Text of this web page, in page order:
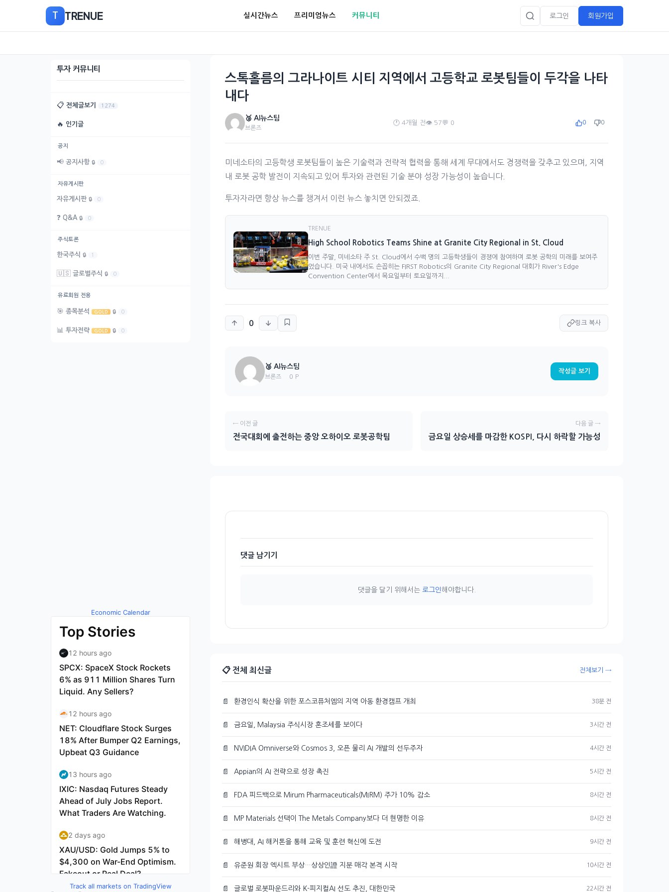
으
이
T TRENUE 실시간뉴스 프리미엄뉴스 커뮤니티 로그인 회원가입
투자 커뮤니티
📋 전체글보기 1274
🔥 인기글
공지
📢 공지사항 🔒 0
자유게시판
자유게시판 🔒 0
❓ Q&A 🔒 0
주식토론
한국주식 🔒 1
🇺🇸 글로벌주식 🔒 0
유료회원 전용
🎯 종목분석 GOLD 🔒 0
📊 투자전략 GOLD 🔒 0
Economic Calendar
by TradingView
Track all markets on TradingView
스톡홀름의 그라나이트 시티 지역에서 고등학교 로봇팀들이 두각을 나타
내다
🥉 AI뉴스팀
브론즈
🕐 4개월 전 👁️ 57💬 0 0 0
미네소타의 고등학생 로봇팀들이 높은 기술력과 전략적 협력을 통해 세계 무대에서도 경쟁력을 갖추고 있으며, 지역
내 로봇 공학 발전이 지속되고 있어 투자와 관련된 기술 분야 성장 가능성이 높습니다.
투자자라면 항상 뉴스를 챙겨서 이런 뉴스 놓치면 안되겠죠.
TRENUE
High School Robotics Teams Shine at Granite City Regional in St. Cloud
이번 주말, 미네소타 주 St. Cloud에서 수백 명의 고등학생들이 경쟁에 참여하며 로봇 공학의 미래를 보여주
었습니다. 미국 내에서도 손꼽히는 FIRST Robotics의 Granite City Regional 대회가 River's Edge
Convention Center에서 목요일부터 토요일까지...
0 링크 복사
🥉 AI뉴스팀
브론즈 0 P
작성글 보기
← 이전 글
전국대회에 출전하는 중앙 오하이오 로봇공학팀
다음 글 →
금요일 상승세를 마감한 KOSPI, 다시 하락할 가능성
댓글 남기기
댓글을 달기 위해서는 로그인해야합니다.
📋 전체 최신글 전체보기 →
📄 환경인식 확산을 위한 포스코퓨처엠의 지역 아동 환경캠프 개최 38분 전
📄 금요일, Malaysia 주식시장 혼조세를 보이다 3시간 전
📄 NVIDIA Omniverse와 Cosmos 3, 오픈 물리 AI 개발의 선두주자 4시간 전
📄 Appian의 AI 전략으로 성장 촉진 5시간 전
📄 FDA 피드백으로 Mirum Pharmaceuticals(MIRM) 주가 10% 감소 8시간 전
📄 MP Materials 선택이 The Metals Company보다 더 현명한 이유 8시간 전
📄 해병대, AI 해커톤을 통해 교육 및 훈련 혁신에 도전 9시간 전
📄 유준원 회장 엑시트 부상…상상인證 지분 매각 본격 시작 10시간 전
📄 글로벌 로봇파운드리와 K-피지컬AI 선도 추진, 대한민국 22시간 전